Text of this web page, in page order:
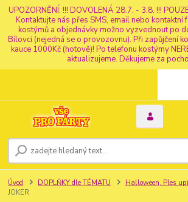
UPOZORNĚNÍ: !!! DOVOLENÁ 28.7. - 3.8. !!!
Kontaktujte nás přes SMS, email nebo kontaktní
kostýmů a objednávky možno vyzvednout po
Bílovci (nejedná se o provozovnu). Při zapůjčení
kauce 1000Kč (hotově)! Po telefonu kostýmy
aktualizujeme. Děkujeme za
Úvod DOPLŇKY dle TÉMATU Halloween, Ples
JOKER